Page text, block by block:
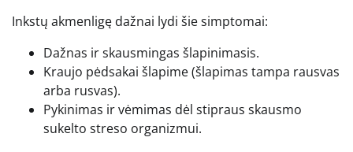
Inkstų akmenligę dažnai lydi šie simptomai:
Dažnas ir skausmingas šlapinimasis.
Kraujo pėdsakai šlapime (šlapimas tampa rausvas
arba rusvas).
Pykinimas ir vėmimas dėl stipraus skausmo
sukelto streso organizmui.